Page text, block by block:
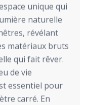
unique qui
naturelle
révélant
matériaux bruts
qui fait rêver.
de vie
essentiel pour
carré. En